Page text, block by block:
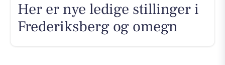
Her er nye ledige stillinger i
Frederiksberg og omegn